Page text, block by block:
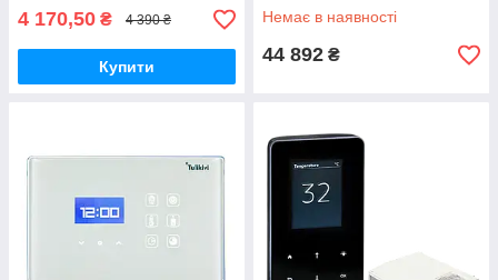
4 170,50 ₴ 4 390 ₴
Купити
Немає в наявності
44 892 ₴